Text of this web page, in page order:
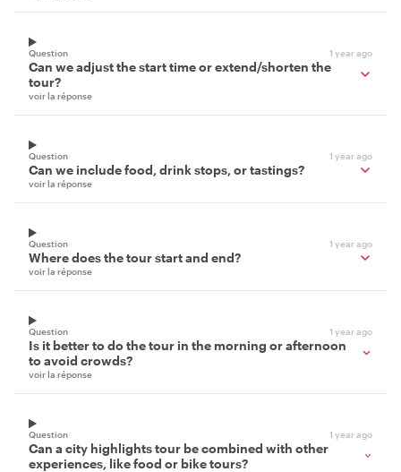
Question 1 year ago
Can we adjust the start time or extend/shorten the
tour?
voir la réponse
Question 1 year ago
Can we include food, drink stops, or tastings?
voir la réponse
Question 1 year ago
Where does the tour start and end?
voir la réponse
Question 1 year ago
Is it better to do the tour in the morning or afternoon
to avoid crowds?
voir la réponse
Question 1 year ago
Can a city highlights tour be combined with other
experiences, like food or bike tours?